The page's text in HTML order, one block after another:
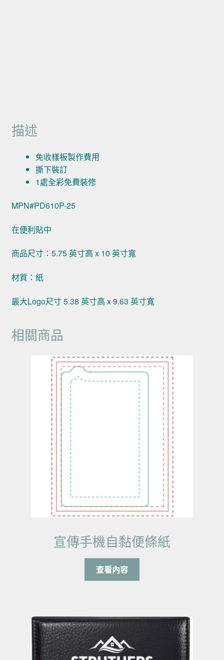
描述
免收樣板製作費用
撕下裝訂
1處全彩免費裝修
MPN#PD610P-25
在便利貼中
商品尺寸：5.75 英寸高 x 10 英寸寬
材質：紙
最大Logo尺寸 5.38 英寸高 x 9.63 英寸寬
相關商品
宣傳手機自黏便條紙
查看內容